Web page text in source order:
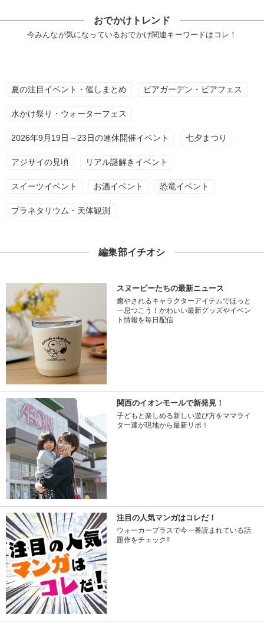
おでかけトレンド
今みんなが気になっているおでかけ関連キーワードはコレ！
夏の注目イベント・催しまとめ ビアガーデン・ビアフェス
水かけ祭り・ウォーターフェス
2026年9月19日～23日の連休開催イベント 七夕まつり
アジサイの見頃 リアル謎解きイベント
スイーツイベント お酒イベント 恐竜イベント
プラネタリウム・天体観測
編集部イチオシ
スヌーピーたちの最新ニュース
癒やされるキャラクターアイテムでほっと
一息つこう！かわいい最新グッズやイベン
ト情報を毎日配信
関西のイオンモールで新発見！
子どもと楽しめる新しい遊び方をママライ
ター達が現地から最新リポ！
注目の人気マンガはコレだ！
ウォーカープラスで今一番読まれている話
題作をチェック!!